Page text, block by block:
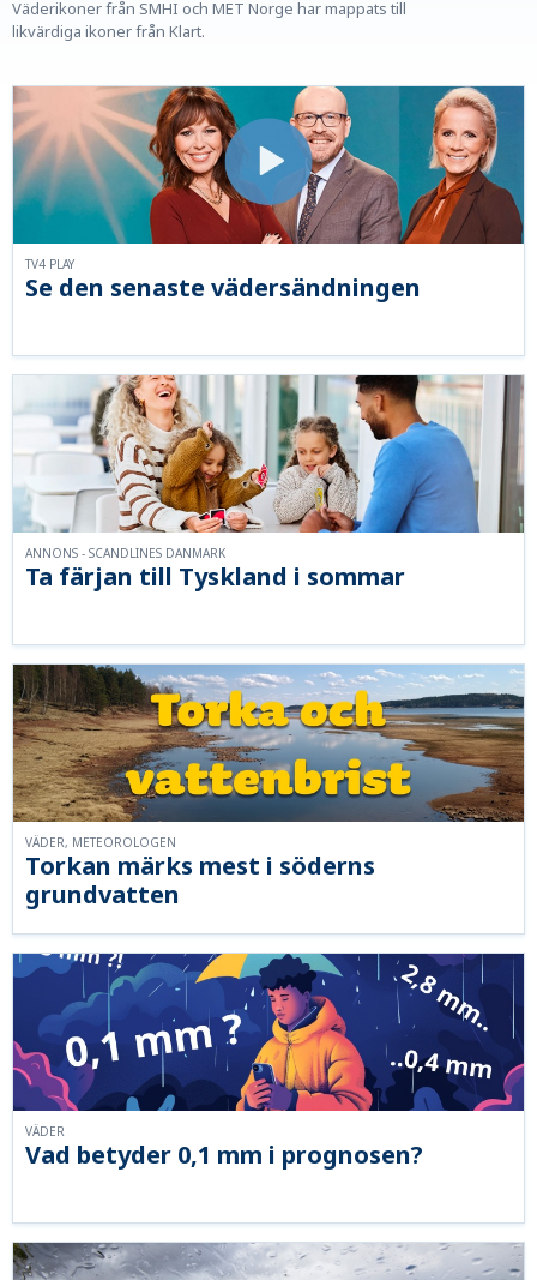
Väderikoner från SMHI och MET Norge har mappats till
likvärdiga ikoner från Klart.
Se den senaste vädersändningen
TV4 PLAY
Ta färjan till Tyskland i sommar
ANNONS - SCANDLINES DANMARK
Torkan märks mest i söderns
grundvatten
VÄDER, METEOROLOGEN
Vad betyder 0,1 mm i prognosen?
VÄDER